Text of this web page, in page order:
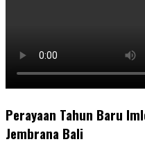
Perayaan Tahun Baru
Jembrana Bali